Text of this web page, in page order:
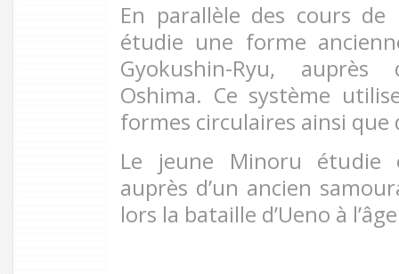
En parallèle des cours
étudie une forme
Gyokushin-Ryu,
Oshima. Ce système
formes circulaires ainsi
Le jeune Minoru étudie
auprès d’un ancien
lors la bataille d’Ueno à